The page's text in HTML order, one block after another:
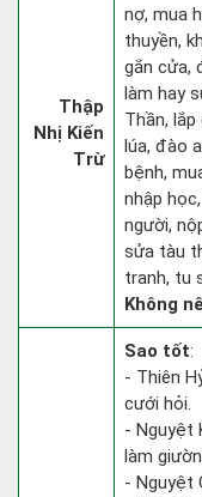
Thập
Nhị Kiến
Trừ
nợ, mua
thuyền,
gắn cửa,
làm hay
Thần,
lúa, đào
bệnh,
nhập
người,
sửa tàu
tranh, tu
Không
Sao tốt:
- Thiên
cưới hỏi.
- Nguyệt
làm
- Nguyệt